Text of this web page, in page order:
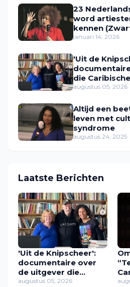
23
word
kennen
performers in
januari 14, 2026
'Uit de
die
plek gaf
augustus 05, 2026
Altijd een
leven met
syndrome
augustus 24, 2025
Laatste Berichten
'Uit de Knipscheer':
documentaire over
de uitgever die
Caribische stemmen
augustus 05, 2026